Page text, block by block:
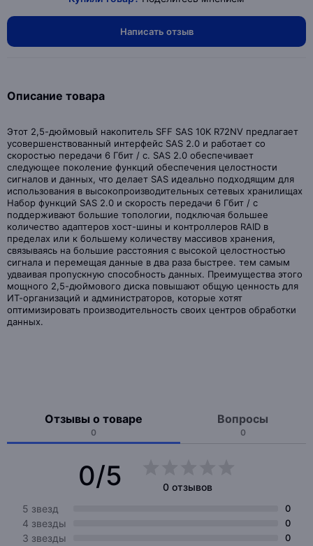
Написать отзыв
Описание товара
Этот 2,5-дюймовый накопитель SFF SAS 10K R72NV предлагает
усовершенствованный интерфейс SAS 2.0 и работает со
скоростью передачи 6 Гбит / с. SAS 2.0 обеспечивает
следующее поколение функций обеспечения целостности
сигналов и данных, что делает SAS идеально подходящим для
использования в высокопроизводительных сетевых хранилищах
Набор функций SAS 2.0 и скорость передачи 6 Гбит / с
поддерживают большие топологии, подключая большее
количество адаптеров хост-шины и контроллеров RAID в
пределах или к большему количеству массивов хранения,
связываясь на большие расстояния с высокой целостностью
сигнала и перемещая данные в два раза быстрее. тем самым
удваивая пропускную способность данных. Преимущества этого
мощного 2,5-дюймового диска повышают общую ценность для
ИТ-организаций и администраторов, которые хотят
оптимизировать производительность своих центров обработки
данных.
Отзывы о товаре
0
Вопросы
0
0/5
0 отзывов
5 звезд
0
4 звезды 0
3 звезды 0